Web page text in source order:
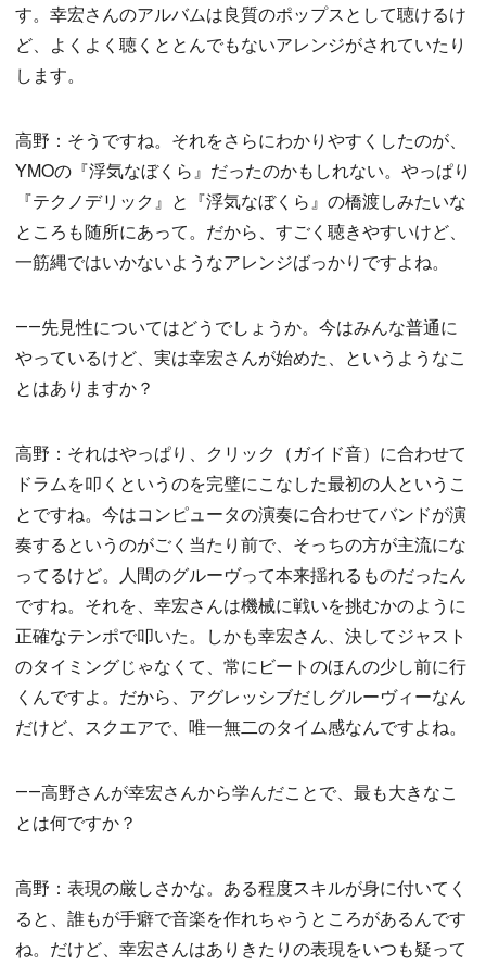
す。幸宏さんのアルバムは良質のポップスとして聴けるけ
ど、よくよく聴くととんでもないアレンジがされていたり
します。
高野：そうですね。それをさらにわかりやすくしたのが、
YMOの『浮気なぼくら』だったのかもしれない。やっぱり
『テクノデリック』と『浮気なぼくら』の橋渡しみたいな
ところも随所にあって。だから、すごく聴きやすいけど、
一筋縄ではいかないようなアレンジばっかりですよね。
――先見性についてはどうでしょうか。今はみんな普通に
やっているけど、実は幸宏さんが始めた、というようなこ
とはありますか？
高野：それはやっぱり、クリック（ガイド音）に合わせて
ドラムを叩くというのを完璧にこなした最初の人というこ
とですね。今はコンピュータの演奏に合わせてバンドが演
奏するというのがごく当たり前で、そっちの方が主流にな
ってるけど。人間のグルーヴって本来揺れるものだったん
ですね。それを、幸宏さんは機械に戦いを挑むかのように
正確なテンポで叩いた。しかも幸宏さん、決してジャスト
のタイミングじゃなくて、常にビートのほんの少し前に行
くんですよ。だから、アグレッシブだしグルーヴィーなん
だけど、スクエアで、唯一無二のタイム感なんですよね。
――高野さんが幸宏さんから学んだことで、最も大きなこ
とは何ですか？
高野：表現の厳しさかな。ある程度スキルが身に付いてく
ると、誰もが手癖で音楽を作れちゃうところがあるんです
ね。だけど、幸宏さんはありきたりの表現をいつも疑って